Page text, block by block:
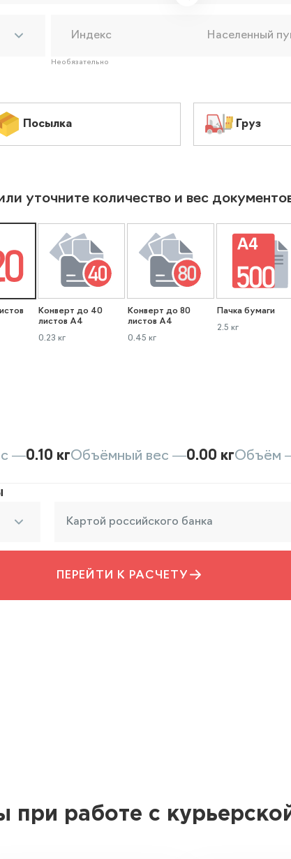
Индекс
Необязательно
Населенный
Посылка Груз
уточните количество и вес
Конверт до 40
листов А4
0.23 кг
Конверт до 80
листов А4
0.45 кг
Пачка бумаги
2.5 кг
—0.10 кгОбъёмный вес —0.00 кгОбъём
Картой российского банка
ПЕРЕЙТИ К РАСЧЕТУ
при работе с